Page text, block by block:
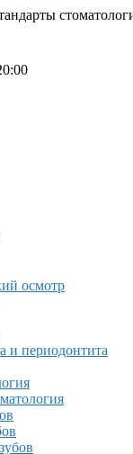
осмотр
и периодонтита